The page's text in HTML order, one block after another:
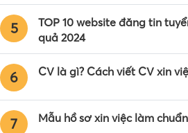
5
TOP 10 website đăng tin
quả 2024
6 CV là gì? Cách viết CV xin
7 Mẫu hồ sơ xin việc làm